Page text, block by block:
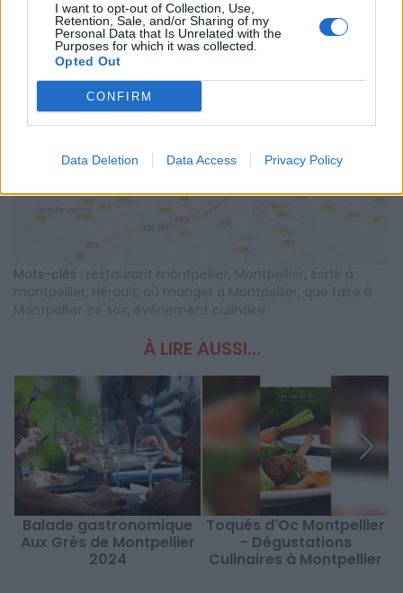
I want to opt-out of Collection, Use,
Retention, Sale, and/or Sharing of my
Personal Data that Is Unrelated with the
Purposes for which it was collected.
Opted Out
CONFIRM
Data Deletion Data Access Privacy Policy
AFFICHER LA CARTE
Mots-clés : , ,
, , ,
,
À LIRE AUSSI...
Balade gastronomique
Aux Grès de Montpellier
2024
Toqués d'Oc Montpellier
- Dégustations
Culinaires à Montpellier